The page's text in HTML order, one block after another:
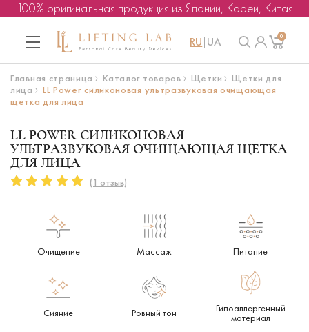
100% оригинальная продукция из Японии, Кореи, Китая
RU UA 0
Главная страница Каталог товаров Щетки
Щетки для
лица
LL Power силиконовая ультразвуковая очищающая
щетка для лица
LL POWER СИЛИКОНОВАЯ
УЛЬТРАЗВУКОВАЯ ОЧИЩАЮЩАЯ ЩЕТКА
ДЛЯ ЛИЦА
(1 отзыв)
Очищение Массаж Питание
Сияние Ровный тон
Гипоаллергенный
материал